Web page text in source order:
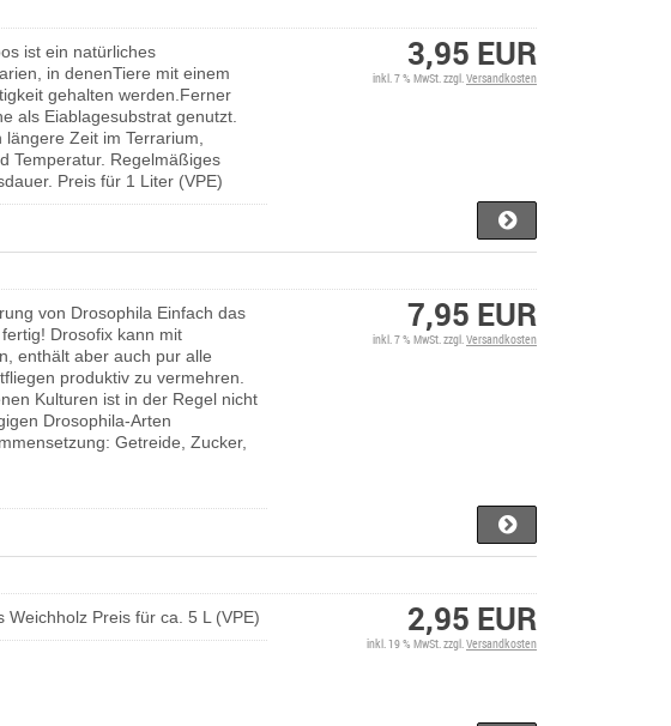
ist ein natürliches
in denenTiere mit einem
gehalten werden.Ferner
als Eiablagesubstrat genutzt.
Zeit im Terrarium,
Temperatur. Regelmäßiges
Preis für 1 Liter (VPE)
3,95 EUR
inkl. 7 % MwSt. zzgl.Versandkosten
von Drosophila Einfach das
Drosofix kann mit
enthält aber auch pur alle
produktiv zu vermehren.
Kulturen ist in der Regel nicht
Drosophila-Arten
Getreide, Zucker,
7,95 EUR
inkl. 7 % MwSt. zzgl.Versandkosten
Weichholz Preis für ca. 5 L (VPE) 2,95 EUR
inkl. 19 % MwSt. zzgl.Versandkosten